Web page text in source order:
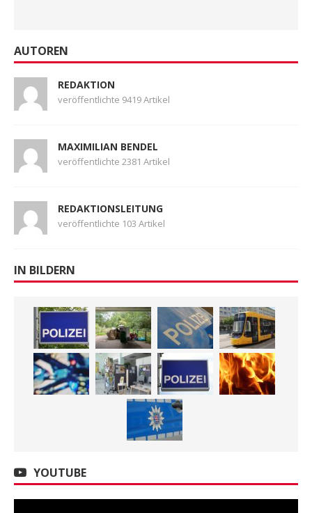
AUTOREN
REDAKTION
veröffentlichte 9419 Artikel
MAXIMILIAN BENDEL
veröffentlichte 2381 Artikel
REDAKTIONSLEITUNG
veröffentlichte 103 Artikel
IN BILDERN
YOUTUBE